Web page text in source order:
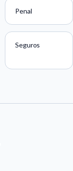
Penal
Seguros